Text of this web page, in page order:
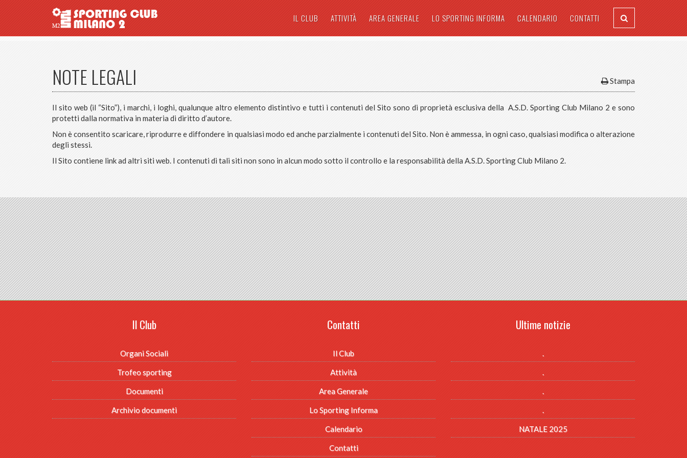
IL CLUB ATTIVITÀ AREA GENERALE LO SPORTING INFORMA CALENDARIO CONTATTI
NOTE LEGALI Stampa
Il sito web (il “Sito”), i marchi, i loghi, qualunque altro elemento distintivo e tutti i contenuti del Sito sono di proprietà esclusiva della A.S.D. Sporting Club Milano 2 e sono
protetti dalla normativa in materia di diritto d’autore.
Non è consentito scaricare, riprodurre e diffondere in qualsiasi modo ed anche parzialmente i contenuti del Sito. Non è ammessa, in ogni caso, qualsiasi modifica o alterazione
degli stessi.
Il Sito contiene link ad altri siti web. I contenuti di tali siti non sono in alcun modo sotto il controllo e la responsabilità della A.S.D. Sporting Club Milano 2.
Il Club
Organi Sociali
Trofeo sporting
Documenti
Archivio documenti
Contatti
Il Club
Attività
Area Generale
Lo Sporting Informa
Calendario
Contatti
Ultime notizie
.
.
.
.
NATALE 2025